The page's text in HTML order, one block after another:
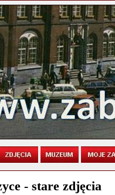
- stare zdjęcia